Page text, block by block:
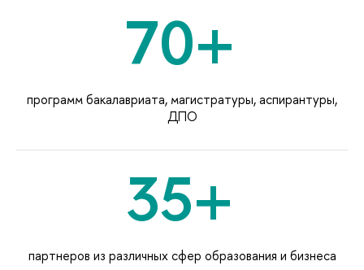
70+
программ бакалавриата, магистратуры, аспирантуры,
ДПО
35+
партнеров из различных сфер образования и бизнеса